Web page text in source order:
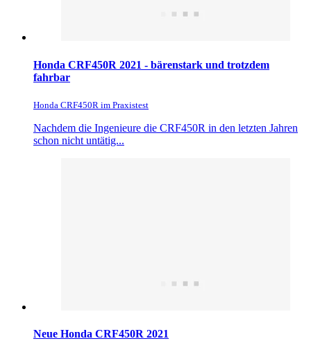
Honda CRF450R 2021 - bärenstark und trotzdem
fahrbar
Honda CRF450R im Praxistest
Nachdem die Ingenieure die CRF450R in den letzten Jahren
schon nicht untätig...
Neue Honda CRF450R 2021